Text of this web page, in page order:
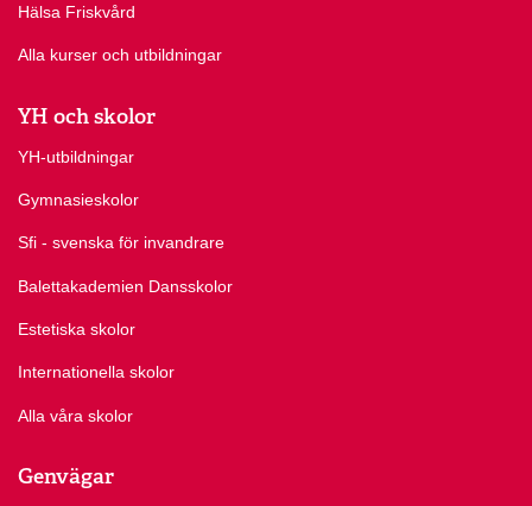
Hälsa Friskvård
Alla kurser och utbildningar
YH och skolor
YH-utbildningar
Gymnasieskolor
Sfi - svenska för invandrare
Balettakademien Dansskolor
Estetiska skolor
Internationella skolor
Alla våra skolor
Genvägar